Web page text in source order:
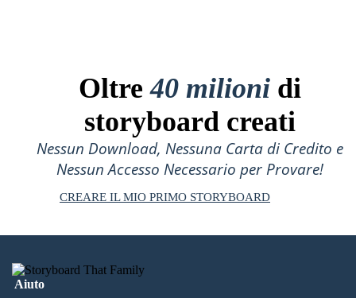
Oltre40 milioni di
storyboard creati
Nessun Download, Nessuna Carta di Credito e
Nessun Accesso Necessario per Provare!
CREARE IL MIO PRIMO STORYBOARD
Aiuto